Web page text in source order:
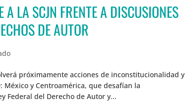
LA SCJN FRENTE A DISCUSIONES
DE AUTOR
próximamente acciones de inconstitucionalidad y
y Centroamérica, que desafían la
Federal del Derecho de Autor y...